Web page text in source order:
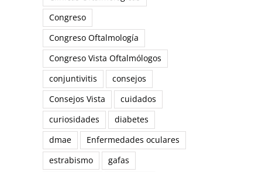
Congreso
Congreso Oftalmología
Congreso Vista Oftalmólogos
conjuntivitis
consejos
Consejos Vista
cuidados
curiosidades
diabetes
dmae
Enfermedades oculares
estrabismo
gafas